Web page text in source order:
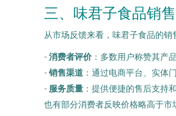
三、味君子食品销
从市场反馈来看，味君子食品的销
- 消费者评价 ：多数用户称赞其产
- 销售渠道 ：通过电商平台、实体
- 服务质量 ：提供便捷的售后支持
也有部分消费者反映价格略高于市